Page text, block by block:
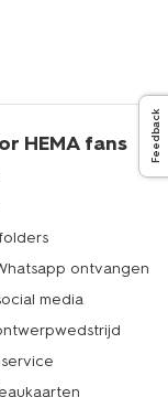
Feedback
HEMA fans
ontvangen
media